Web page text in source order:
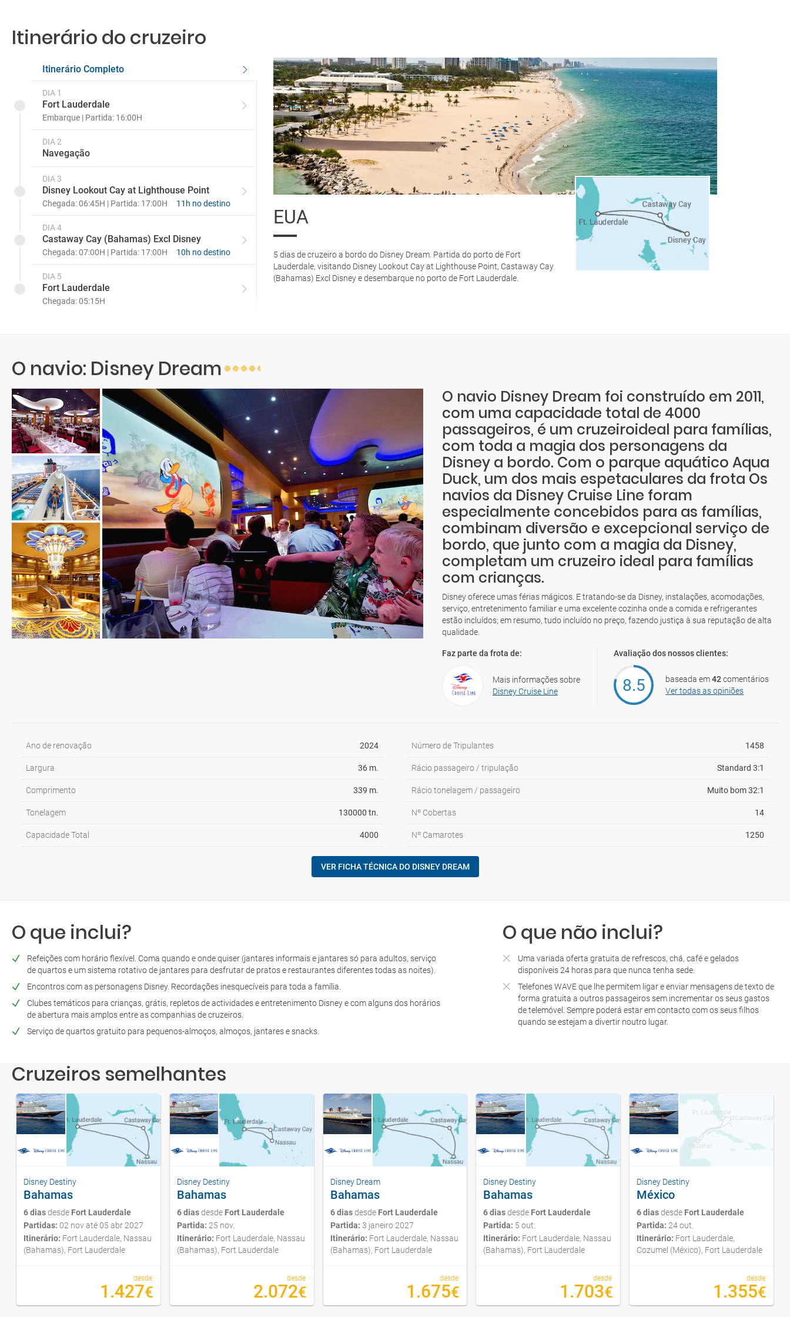
Varanda familiar 4C
Concierge Familiar con balcón 3A
1.328€
1.416€
1.455€
1.476€
2.359€
1.408€
1.534€
1.552
1.594
2.203€
1.605€
1.682
1.696€
1.721€
3.191€
2.182
2.294€
2.315€
2.354€
3.427
1.714
1.855
1.900
1.950
2.629
Itinerário do cruzeiro
Itinerário Completo
DIA 1
Fort Lauderdale
Embarque | Partida: 16:00H
DIA 2
Navegação
DIA 3
Disney Lookout Cay at Lighthouse Point
Chegada: 06:45H | Partida: 17:00H 11h no destino
DIA 4
Castaway Cay (Bahamas) Excl Disney
Chegada: 07:00H | Partida: 17:00H 10h no destino
DIA 5
Fort Lauderdale
Chegada: 05:15H
EUA
5 dias de cruzeiro a bordo do Disney Dream. Partida do porto de Fort
Lauderdale, visitando Disney Lookout Cay at Lighthouse Point, Castaway Cay
(Bahamas) Excl Disney e desembarque no porto de Fort Lauderdale.
O navio: Disney Dream
O navio Disney Dream foi construído em 2011,
com uma capacidade total de 4000
passageiros, é um cruzeiroideal para famílias,
com toda a magia dos personagens da
Disney a bordo. Com o parque aquático Aqua
Duck, um dos mais espetaculares da frota Os
navios da Disney Cruise Line foram
especialmente concebidos para as famílias,
combinam diversão e excepcional serviço de
bordo, que junto com a magia da Disney,
completam um cruzeiro ideal para famílias
com crianças.
Disney oferece umas férias mágicos. E tratando-se da Disney, instalações, acomodações,
serviço, entretenimento familiar e uma excelente cozinha onde a comida e refrigerantes
estão incluídos; em resumo, tudo incluído no preço, fazendo justiça à sua reputação de alta
qualidade.
Faz parte da frota de:
Mais informações sobre
Disney Cruise Line
Avaliação dos nossos clientes:
8.5 baseada em42comentários
Ver todas as opiniões
Ano de renovação 2024
Largura 36 m.
Comprimento 339 m.
Tonelagem 130000 tn.
Capacidade Total 4000
Número de Tripulantes 1458
Rácio passageiro / tripulação Standard 3:1
Rácio tonelagem / passageiro Muito bom 32:1
Nº Cobertas 14
Nº Camarotes 1250
VER FICHA TÉCNICA DO DISNEY DREAM
O que inclui?
Refeições com horário flexível. Coma quando e onde quiser (jantares informais e jantares só para adultos, serviço
de quartos e um sistema rotativo de jantares para desfrutar de pratos e restaurantes diferentes todas as noites).
Encontros com as personagens Disney. Recordações inesquecíveis para toda a família.
Clubes temáticos para crianças, grátis, repletos de actividades e entretenimento Disney e com alguns dos horários
de abertura mais amplos entre as companhias de cruzeiros.
Serviço de quartos gratuito para pequenos-almoços, almoços, jantares e snacks.
O que não inclui?
Uma variada oferta gratuita de refrescos, chá, café e gelados
disponíveis 24 horas para que nunca tenha sede.
Telefones WAVE que lhe permitem ligar e enviar mensagens de texto de
forma gratuita a outros passageiros sem incrementar os seus gastos
de telemóvel. Sempre poderá estar em contacto com os seus filhos
quando se estejam a divertir noutro lugar.
Cruzeiros semelhantes
Disney Destiny
Bahamas
6 diasdesde Fort Lauderdale
Partidas: 02 nov até 05 abr 2027
Itinerário: Fort Lauderdale, Nassau
(Bahamas), Fort Lauderdale
desde
1.427€
Disney Destiny
Bahamas
6 diasdesde Fort Lauderdale
Partida: 25 nov.
Itinerário: Fort Lauderdale, Nassau
(Bahamas), Fort Lauderdale
desde
2.072€
Disney Dream
Bahamas
6 diasdesde Fort Lauderdale
Partida: 3 janeiro 2027
Itinerário: Fort Lauderdale, Nassau
(Bahamas), Fort Lauderdale
desde
1.675€
Disney Destiny
Bahamas
6 diasdesde Fort Lauderdale
Partida: 5 out.
Itinerário: Fort Lauderdale, Nassau
(Bahamas), Fort Lauderdale
desde
1.703€
Disney Destiny
México
6 diasdesde Fort Lauderdale
Partida: 24 out.
Itinerário: Fort Lauderdale,
Cozumel (México), Fort Lauderdale
desde
1.355€